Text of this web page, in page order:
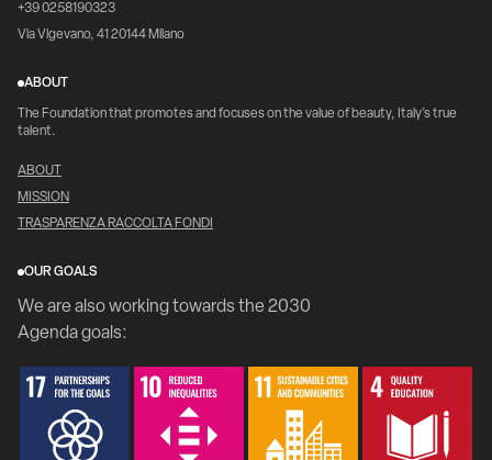
+39 0258190323
Via Vigevano, 41 20144 Milano
ABOUT
The Foundation that promotes and focuses on the value of beauty, Italy's true
talent.
ABOUT
MISSION
TRASPARENZA RACCOLTA FONDI
OUR GOALS
We are also working towards the 2030
Agenda goals: